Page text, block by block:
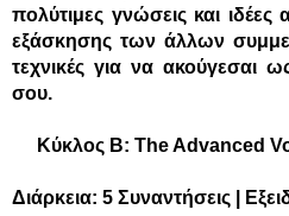
πολύτιμες γνώσεις και
εξάσκησης των άλλων
τεχνικές για να ακούγεσαι
σου.
Κύκλος Β: The Advanced
Διάρκεια: 5 Συναντήσεις |